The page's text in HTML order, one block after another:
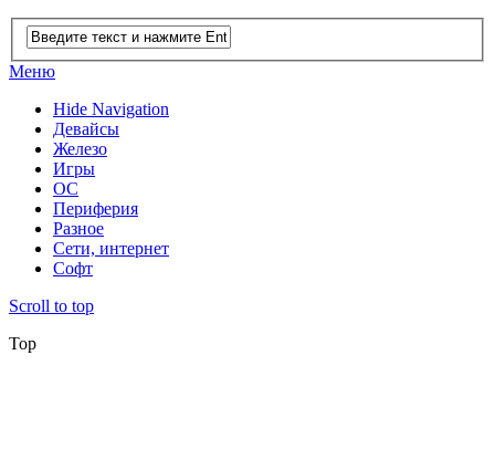
Меню
Hide Navigation
Девайсы
Железо
Игры
ОС
Периферия
Разное
Сети, интернет
Софт
Scroll to top
Top